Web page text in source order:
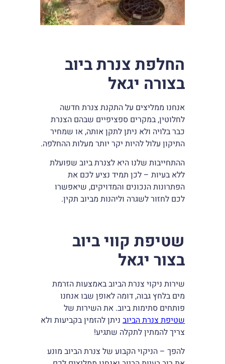
החלפת צנרת ביוב
בצורה יגאל
אנחנו ממליצים על התקנת צנרת חדשה
לחלוטין, במקרים ספציפיים שבהם הצנרת
כבר בלויה ולא ניתן לתקן אותה, או שמחיר
התיקון עלול להיות יקר יותר מעלות ההחלפה.
ההתחייבות שלנו היא לצנרת ביוב שפועלת
ללא בעיות – לכן תמיד נציע לכם את
הפתרונות הנכונים והמדויקים, שיאפשרו
לכם לחזור לשגרה וליהנות מביוב תקין.
שטיפת קווי ביוב
בצור יגאל
שירות ניקוי צנרת הביוב באמצעות הזרמת
מים בלחץ גבוה, דומה לאופן שבו אנחנו
פותחים סתימות ביוב. את השירות של
שטיפת צנרת הביובניתן להזמין בקביעות ולא
צריך להמתין לתקלה שתגיע!
להפך – הניקוי הקבוע של צנרת הביוב מונע